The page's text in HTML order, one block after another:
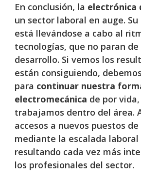
En conclusión, la electrónica
un sector laboral en auge.
está llevándose a cabo al
tecnologías, que no paran
desarrollo. Si vemos los
están consiguiendo,
para continuar nuestra
electromecánica de por
trabajamos dentro del área.
accesos a nuevos puestos
mediante la escalada laboral
resultando cada vez más
los profesionales del sector.